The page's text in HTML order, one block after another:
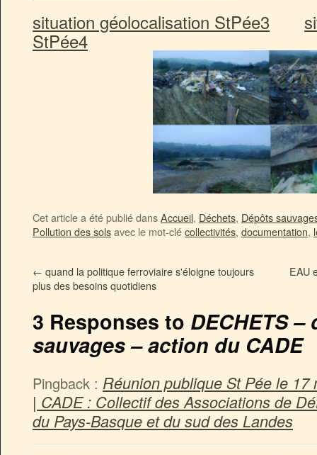
situation géolocalisation StPée3
StPée4
Cet article a été publié dansAccueil, Déchets, Dépôts
Pollution des solsavec le mot-clécollectivités, documentation,
← quand la politique ferroviaire s'éloigne toujours
plus des besoins quotidiens
EAU
3 Responses to DECHETS –
sauvages – action du CADE
Pingback : Réunion publique St Pée le
| CADE : Collectif des Associations de
du Pays-Basque et du sud des Landes